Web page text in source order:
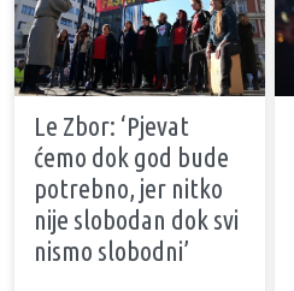
Le Zbor: ‘Pjevat
ćemo dok god bude
potrebno, jer nitko
nije slobodan dok svi
nismo slobodni’